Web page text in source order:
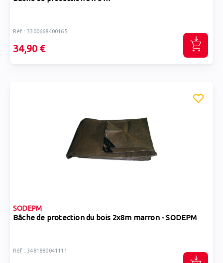
Réf : 3300668400165
34,90 €
SODEPM
Bâche de protection du bois 2x8m marron - SODEPM
Réf : 3481880041111